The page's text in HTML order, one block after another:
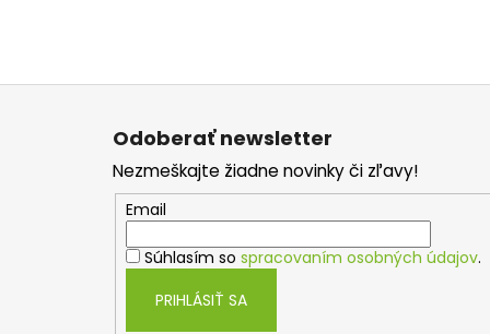
Odoberať newsletter
Nezmeškajte žiadne novinky či zľavy!
Email
Súhlasím so spracovaním osobných údajov.
PRIHLÁSIŤ SA